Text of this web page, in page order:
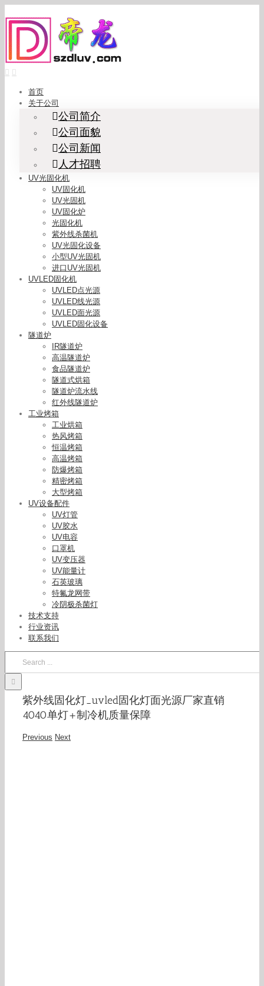
to
content
首页
关于公司
公司简介
公司面貌
公司新闻
人才招聘
UV光固化机
UV固化机
UV光固机
UV固化炉
光固化机
紫外线杀菌机
UV光固化设备
小型UV光固机
进口UV光固机
UVLED固化机
UVLED点光源
UVLED线光源
UVLED面光源
UVLED固化设备
隧道炉
IR隧道炉
高温隧道炉
食品隧道炉
隧道式烘箱
隧道炉流水线
红外线隧道炉
工业烤箱
工业烘箱
热风烤箱
恒温烤箱
高温烤箱
防爆烤箱
精密烤箱
大型烤箱
UV设备配件
UV灯管
UV胶水
UV电容
口罩机
UV变压器
UV能量计
石英玻璃
特氟龙网带
冷阴极杀菌灯
技术支持
行业资讯
联系我们
紫外线固化灯_uvled固化灯面光源厂家直销
4040单灯+制冷机质量保障
Previous Next